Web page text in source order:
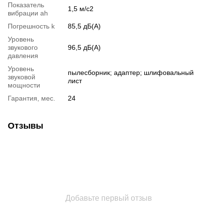
Показатель
вибрации ah
1,5 м/с2
Погрешность k
85,5 дБ(А)
Уровень
звукового
давления
96,5 дБ(А)
Уровень
звуковой
мощности
пылесборник; адаптер; шлифовальный
лист
Гарантия, мес. 24
Отзывы
Добавьте первый отзыв